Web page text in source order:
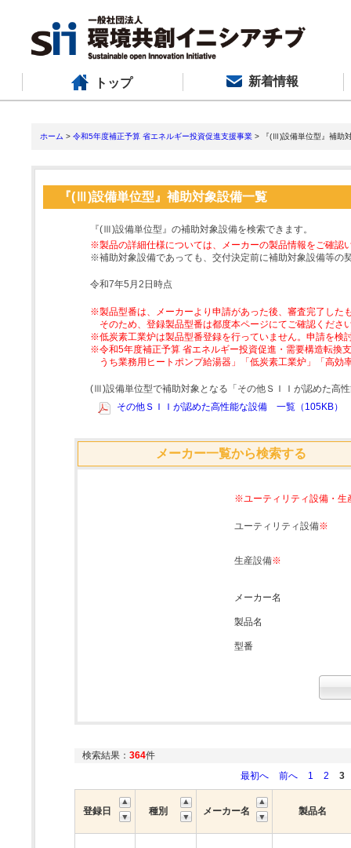
トップ 新着情報
ホーム > 令和5年度補正予算 省エネルギー投資促進支援事業 > 『(Ⅲ)設備単位型』補助
『(Ⅲ)設備単位型』補助対象設備一覧
『(Ⅲ)設備単位型』の補助対象設備を検索できます。
※製品の詳細仕様については、メーカーの製品情報をご確認
※補助対象設備であっても、交付決定前に補助対象設備等の
令和7年5月2日時点
※製品型番は、メーカーより申請があった後、審査完了した
そのため、登録製品型番は都度本ページにてご確認くださ
※低炭素工業炉は製品型番登録を行っていません。申請を検
※令和5年度補正予算 省エネルギー投資促進・需要構造転換
うち業務用ヒートポンプ給湯器」「低炭素工業炉」「高
(Ⅲ)設備単位型で補助対象となる「その他ＳＩＩが認めた高
その他ＳＩＩが認めた高性能な設備 一覧（105KB）
メーカー一覧から検索する
※ユーティリティ設備・生
ユーティリティ設備※
生産設備※
メーカー名
製品名
型番
検索結果： 364件
最初へ
前へ 1 2 3
登録日 種別 メーカー名 製品名